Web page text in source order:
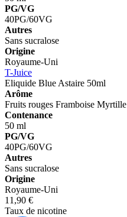
PG/VG
40PG/60VG
Autres
Sans sucralose
Origine
Royaume-Uni
T-Juice
Eliquide Blue Astaire 50ml
Arôme
Fruits rouges Framboise Myrtille
Contenance
50 ml
PG/VG
40PG/60VG
Autres
Sans sucralose
Origine
Royaume-Uni
11,90 €
Taux de nicotine